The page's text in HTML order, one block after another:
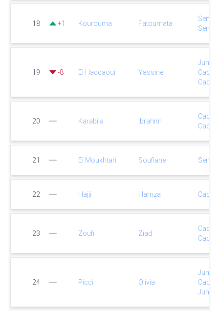
18 +1 Kourouma Fatoumata
Senior
Senior
19 -8 El Haddaoui Yassine
Junior
Cadet
Cadet
20 Karabila Ibrahim
Cadet
Cadet
21 El Moukhtari Soufiane Senior
22 Hajji Hamza Cadet
23 Zoufi Ziad
Cadet
Cadet
24 Picci Olivia
Junior
Cadet
Junior